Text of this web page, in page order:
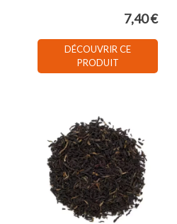
7,40 €
DÉCOUVRIR CE
PRODUIT